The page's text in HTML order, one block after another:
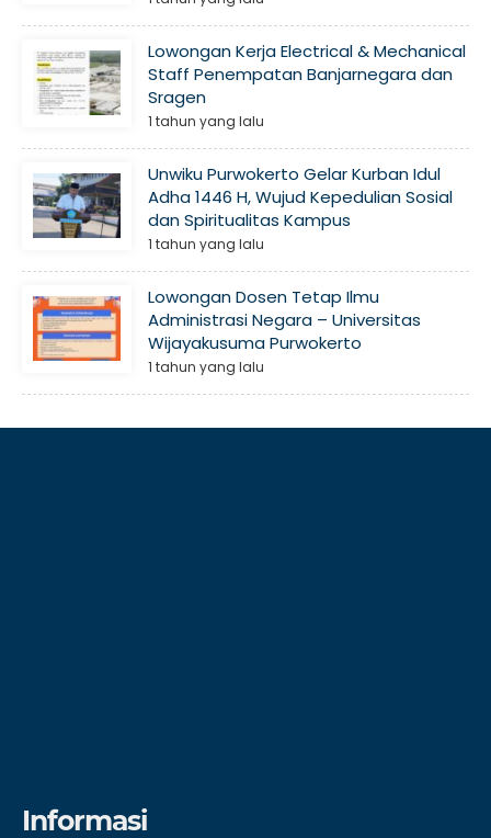
Lowongan Kerja Electrical & Mechanical
Staff Penempatan Banjarnegara dan
Sragen
1 tahun yang lalu
Unwiku Purwokerto Gelar Kurban Idul
Adha 1446 H, Wujud Kepedulian Sosial
dan Spiritualitas Kampus
1 tahun yang lalu
Lowongan Dosen Tetap Ilmu
Administrasi Negara – Universitas
Wijayakusuma Purwokerto
1 tahun yang lalu
Informasi